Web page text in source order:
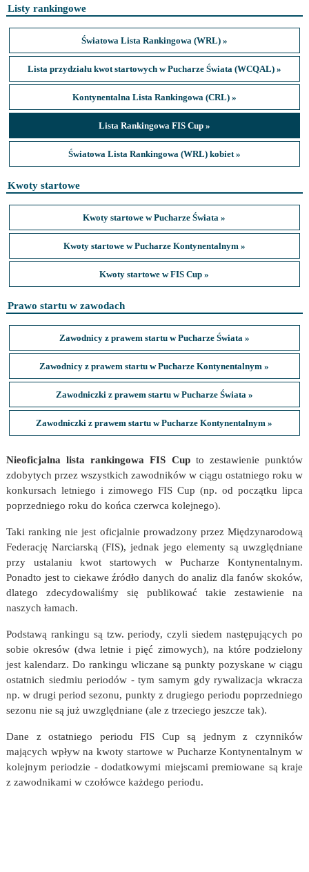
Listy rankingowe
Światowa Lista Rankingowa (WRL) »
Lista przydziału kwot startowych w Pucharze Świata (WCQAL) »
Kontynentalna Lista Rankingowa (CRL) »
Lista Rankingowa FIS Cup »
Światowa Lista Rankingowa (WRL) kobiet »
Kwoty startowe
Kwoty startowe w Pucharze Świata »
Kwoty startowe w Pucharze Kontynentalnym »
Kwoty startowe w FIS Cup »
Prawo startu w zawodach
Zawodnicy z prawem startu w Pucharze Świata »
Zawodnicy z prawem startu w Pucharze Kontynentalnym »
Zawodniczki z prawem startu w Pucharze Świata »
Zawodniczki z prawem startu w Pucharze Kontynentalnym »
Nieoficjalna lista rankingowa FIS Cupto zestawienie punktów
zdobytych przez wszystkich zawodników w ciągu ostatniego roku w
konkursach letniego i zimowego FIS Cup (np. od początku lipca
poprzedniego roku do końca czerwca kolejnego).
Taki ranking nie jest oficjalnie prowadzony przez Międzynarodową
Federację Narciarską (FIS), jednak jego elementy są uwzględniane
przy ustalaniu kwot startowych w Pucharze Kontynentalnym.
Ponadto jest to ciekawe źródło danych do analiz dla fanów skoków,
dlatego zdecydowaliśmy się publikować takie zestawienie na
naszych łamach.
Podstawą rankingu są tzw. periody, czyli siedem następujących po
sobie okresów (dwa letnie i pięć zimowych), na które podzielony
jest kalendarz. Do rankingu wliczane są punkty pozyskane w ciągu
ostatnich siedmiu periodów - tym samym gdy rywalizacja wkracza
np. w drugi period sezonu, punkty z drugiego periodu poprzedniego
sezonu nie są już uwzględniane (ale z trzeciego jeszcze tak).
Dane z ostatniego periodu FIS Cup są jednym z czynników
mających wpływ na kwoty startowe w Pucharze Kontynentalnym w
kolejnym periodzie - dodatkowymi miejscami premiowane są kraje
z zawodnikami w czołówce każdego periodu.